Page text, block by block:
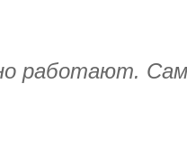
работают.